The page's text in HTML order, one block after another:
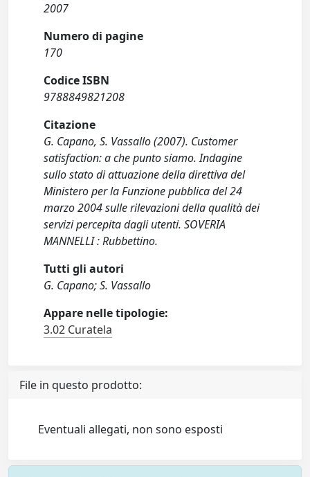
2007
Numero di pagine
170
Codice ISBN
9788849821208
Citazione
G. Capano, S. Vassallo (2007). Customer
satisfaction: a che punto siamo. Indagine
sullo stato di attuazione della direttiva del
Ministero per la Funzione pubblica del 24
marzo 2004 sulle rilevazioni della qualità dei
servizi percepita dagli utenti. SOVERIA
MANNELLI : Rubbettino.
Tutti gli autori
G. Capano; S. Vassallo
Appare nelle tipologie:
3.02 Curatela
File in questo prodotto:
Eventuali allegati, non sono esposti